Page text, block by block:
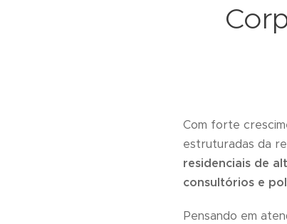
Com forte
estruturadas da
residenciais de
consultórios e
Pensando em